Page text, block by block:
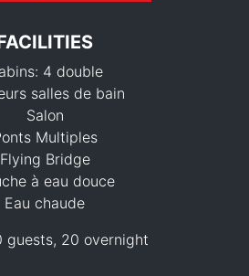
4 double
salles de bain
Salon
Multiples
Flying Bridge
à eau douce
Eau chaude
guests, 20 overnight